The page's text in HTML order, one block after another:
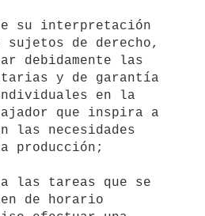
su interpretación
de derecho,
debidamente las
y de garantía
en la
que inspira a
las necesidades
producción;
las tareas que se
de horario